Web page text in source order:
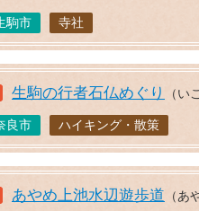
駒市 寺社
生駒の行者石仏めぐり （い
良市 ハイキング・散策
あやめ上池水辺遊歩道 （あ